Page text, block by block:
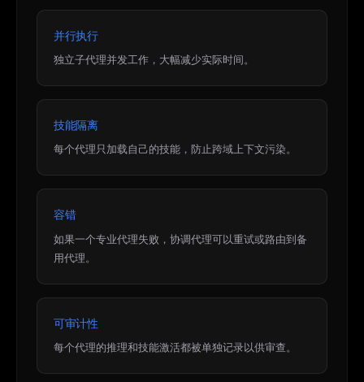
并行执行
独立子代理并发工作，大幅减少实际时间。
技能隔离
每个代理只加载自己的技能，防止跨域上下文污染。
容错
如果一个专业代理失败，协调代理可以重试或路由到备
用代理。
可审计性
每个代理的推理和技能激活都被单独记录以供审查。